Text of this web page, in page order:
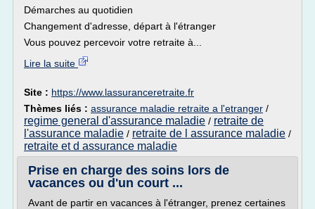
Démarches au quotidien
Changement d'adresse, départ à l'étranger
Vous pouvez percevoir votre retraite à...
Lire la suite
Site : https://www.lassuranceretraite.fr
Thèmes liés : assurance maladie retraite a l'etranger /
regime general d'assurance maladie / retraite de
l'assurance maladie / retraite de l assurance maladie /
retraite et d assurance maladie
Prise en charge des soins lors de
vacances ou d'un court ...
Avant de partir en vacances à l'étranger, prenez certaines